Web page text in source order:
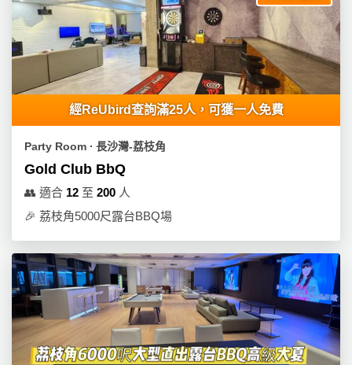
到
蛋
糕
及
花
藝
禮
品
a
r
t
朋
慶
祝
拍
拖
企
業
攻
略
動
員
會
員
夾
時
間
神
聯
經ReUbird查詢滿25人，可獲一人免費
Party Room ∙ 長沙灣-荔枝角
Gold Club BbQ
👥 適合 12 至 200 人
🎉 荔枝角5000尺露台BBQ場